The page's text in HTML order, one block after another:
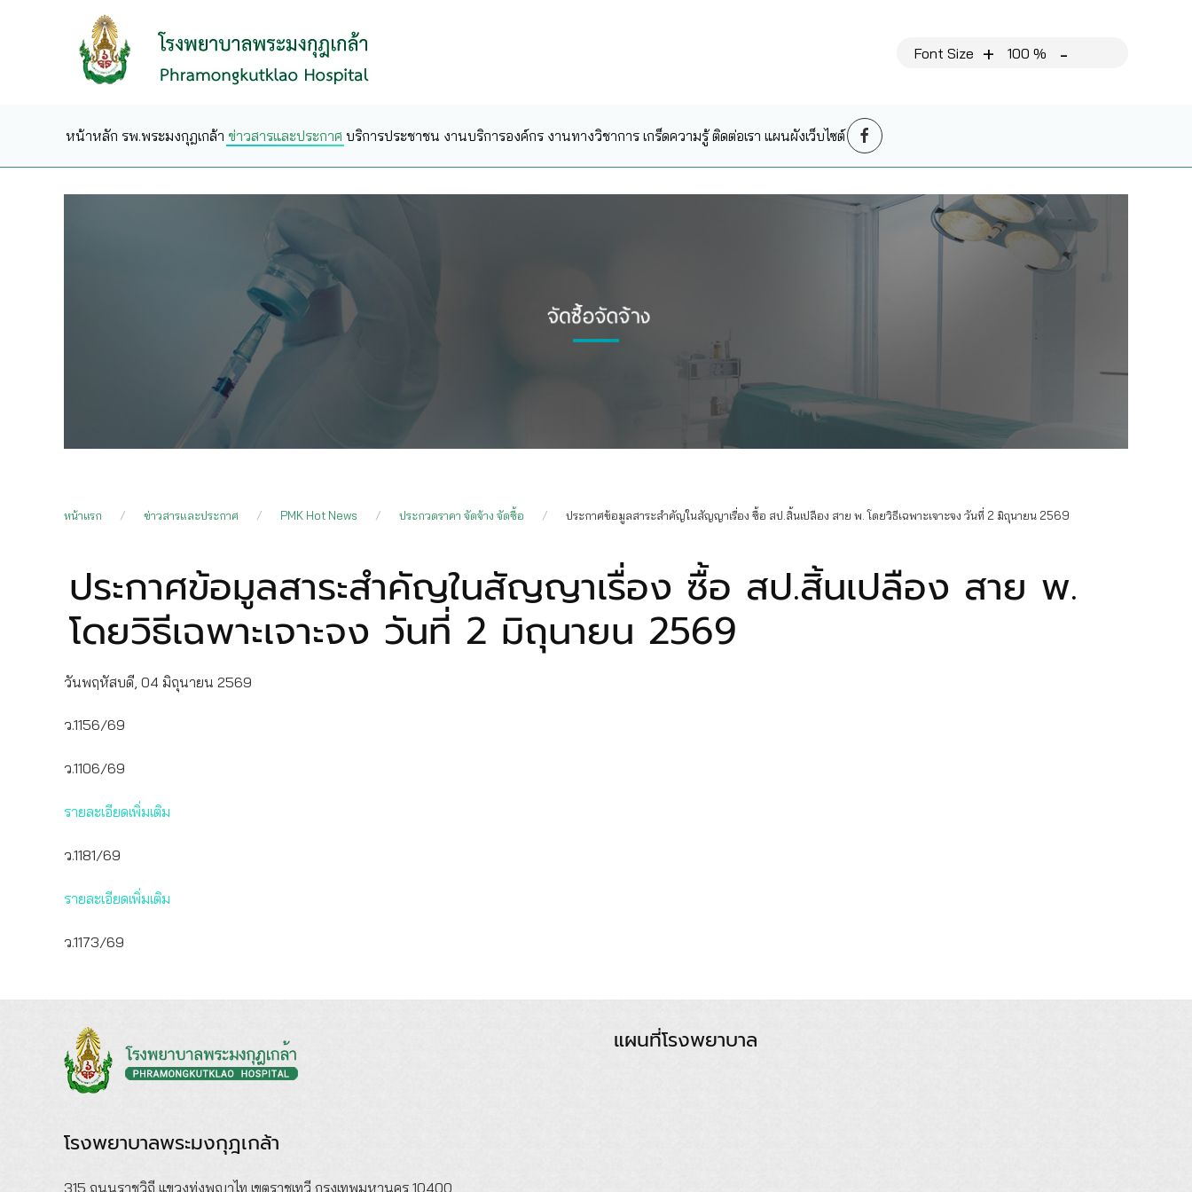
Skip to main content Font Size + 100 % -
หน้าหลัก รพ.พระมงกุฎเกล้า ข่าวสารและประกาศ บริการประชาชน งานบริการองค์กร งานทางวิชาการ เกร็ดความรู้ ติดต่อเรา แผนผังเว็บไซต์
หน้าแรก ข่าวสารและประกาศ PMK Hot News ประกวดราคา จัดจ้าง จัดซื้อ ประกาศข้อมูลสาระสำคัญในสัญญาเรื่อง ซื้อ สป.สิ้นเปลือง สาย พ. โดยวิธีเฉพาะเจาะจง วันที่ 2 มิถุนายน 2569
ประกาศข้อมูลสาระสำคัญในสัญญาเรื่อง ซื้อ สป.สิ้นเปลือง สาย พ.
โดยวิธีเฉพาะเจาะจง วันที่ 2 มิถุนายน 2569
วันพฤหัสบดี, 04 มิถุนายน 2569
ว.1156/69
ว.1106/69
รายละเอียดเพิ่มเติม
ว.1181/69
รายละเอียดเพิ่มเติม
ว.1173/69
โรงพยาบาลพระมงกุฎเกล้า
315 ถนนราชวิถี แขวงทุ่งพญาไท เขตราชเทวี กรุงเทพมหานคร 10400
แผนที่โรงพยาบาล